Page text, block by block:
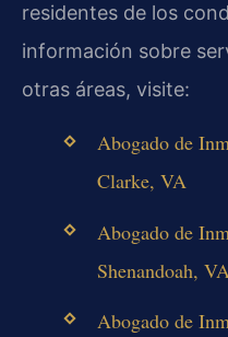
residentes de los
información sobre
otras áreas, visite:
Abogado de
Clarke, VA
Abogado de
Shenandoah, VA
Abogado de